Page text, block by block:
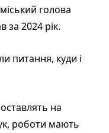
голова
за 2024 рік.
питання, куди і
на
роботи мають